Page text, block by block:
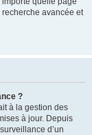
avancée et
?
à la gestion des
à jour. Depuis
d’un